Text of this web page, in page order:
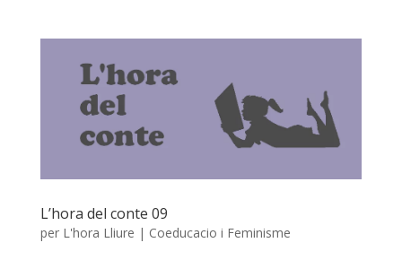
L’hora del conte 09
per L'hora Lliure | Coeducacio i Feminisme